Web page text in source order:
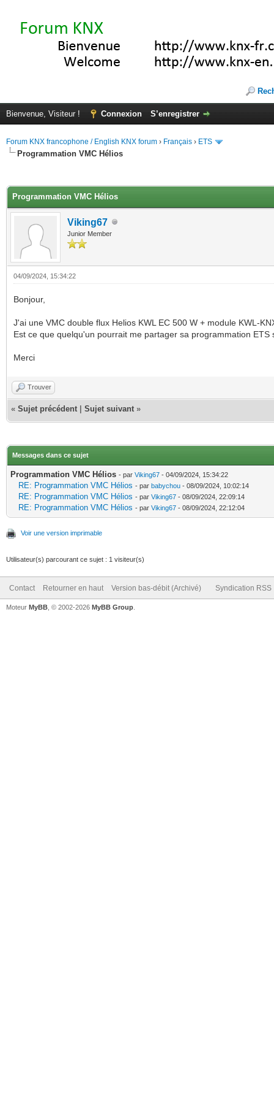
Bienvenue, Visiteur ! Connexion S’enregistrer
Forum KNX francophone / English KNX forum › Français › ETS
Programmation VMC Hélios
Programmation VMC Hélios
Viking67
Junior Member
04/09/2024, 15:34:22
Bonjour,
J'ai une VMC double flux Helios KWL EC 500 W + module KWL-
Est ce que quelqu'un pourrait me partager sa programmation ETS
Merci
Trouver
« Sujet précédent Sujet suivant »
Messages dans ce sujet
Programmation VMC Hélios - par Viking67 - 04/09/2024, 15:34:22
RE: Programmation VMC Hélios - par babychou - 08/09/2024, 10:02:14
RE: Programmation VMC Hélios - par Viking67 - 08/09/2024, 22:09:14
RE: Programmation VMC Hélios - par Viking67 - 08/09/2024, 22:12:04
Voir une version imprimable
Utilisateur(s) parcourant ce sujet : 1 visiteur(s)
Contact Retourner en haut Version bas-débit (Archivé) Syndication RSS
Moteur MyBB , © 2002-2026 MyBB Group